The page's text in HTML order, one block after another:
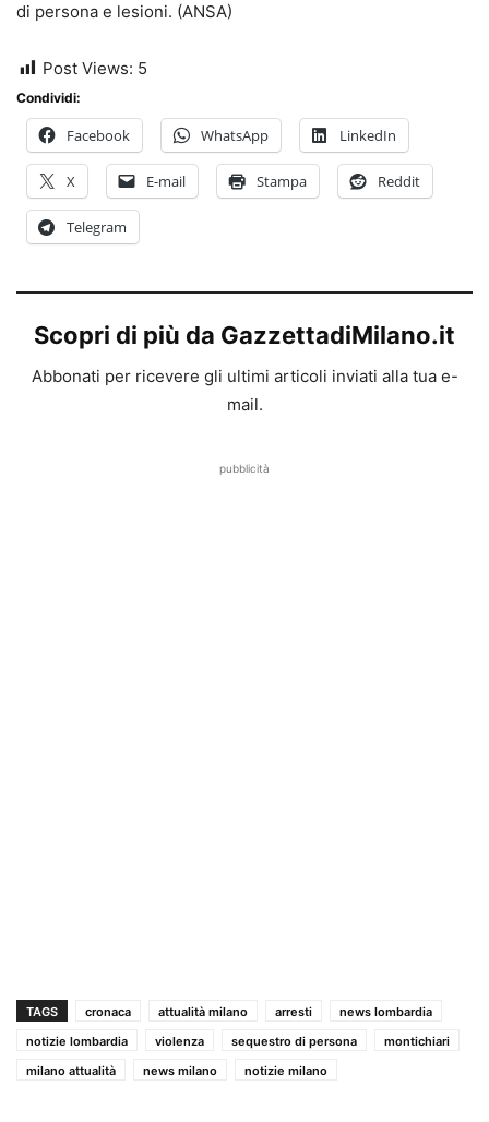
di persona e lesioni. (ANSA)
Post Views: 5
Condividi:
Facebook WhatsApp LinkedIn
X E-mail Stampa Reddit
Telegram
Scopri di più da GazzettadiMilano.it
Abbonati per ricevere gli ultimi articoli inviati alla tua e-
mail.
pubblicità
TAGS cronaca attualità milano arresti
news lombardia
notizie lombardia
violenza sequestro di persona
montichiari
milano attualità
news milano notizie milano